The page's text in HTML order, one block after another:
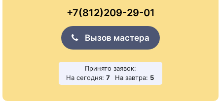
+7(812)209-29-01
Вызов мастера
Принято заявок:
На сегодня: 7 На завтра: 5